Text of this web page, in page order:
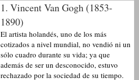
1. Vincent Van Gogh (1853-
1890)
El artista holandés, uno de los más
cotizados a nivel mundial, no vendió ni un
sólo cuadro durante su vida; ya que
además de ser un desconocido, estuvo
rechazado por la sociedad de su tiempo.